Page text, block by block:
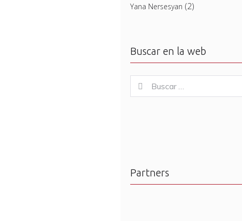
Yana Nersesyan (2)
Buscar en la web
for:
Buscar
Partners